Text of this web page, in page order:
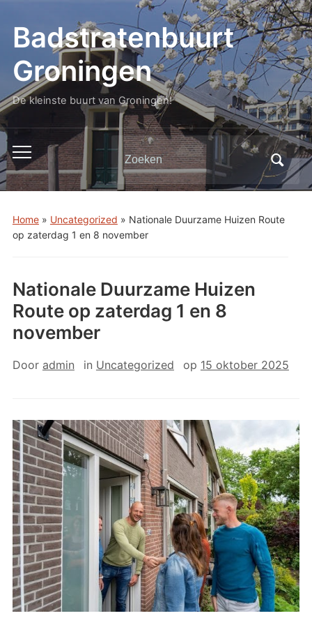
Badstratenbuurt
Groningen
De kleinste buurt van Groningen!
Toggle
mobiel
menu
Zoeken
naar:
Home» Uncategorized » Nationale Duurzame Huizen Route
op zaterdag 1 en 8 november
Nationale Duurzame Huizen
Route op zaterdag 1 en 8
november
Door admin in Uncategorized op 15 oktober 2025